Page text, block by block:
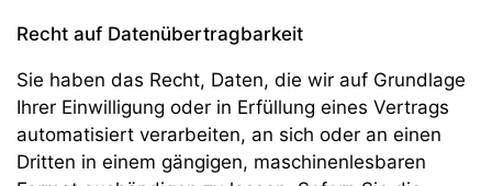
Recht auf Daten­übertrag­barkeit
Sie haben das Recht, Daten, die wir auf Grundlage
Ihrer Einwilligung oder in Erfüllung eines Vertrags
automatisiert verarbeiten, an sich oder an einen
Dritten in einem gängigen, maschinenlesbaren